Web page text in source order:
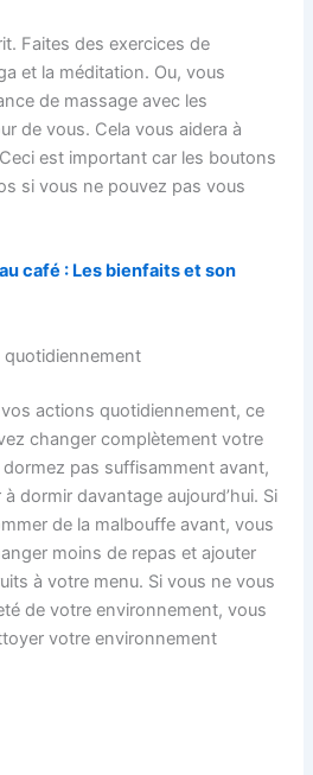
Faites des exercices de
et la méditation. Ou, vous
de massage avec les
de vous. Cela vous aidera à
est important car les boutons
si vous ne pouvez pas vous
café : Les bienfaits et son
actions quotidiennement, ce
changer complètement votre
pas suffisamment avant,
dormir davantage aujourd’hui. Si
de la malbouffe avant, vous
moins de repas et ajouter
à votre menu. Si vous ne vous
de votre environnement, vous
votre environnement